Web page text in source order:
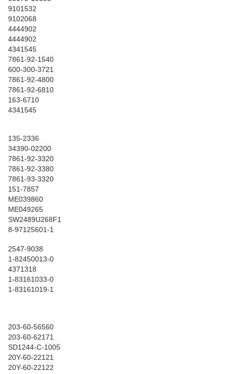
9101532
9102068
4444902
4444902
4341545
7861-92-1540
600-300-3721
7861-92-4800
7861-92-6810
163-6710
4341545
135-2336
34390-02200
7861-92-3320
7861-92-3380
7861-93-3320
151-7857
ME039860
ME049265
SW2489U268F1
8-97125601-1
2547-9038
1-82450013-0
4371318
1-83161033-0
1-83161019-1
203-60-56560
203-60-62171
SD1244-C-1005
20Y-60-22121
20Y-60-22122